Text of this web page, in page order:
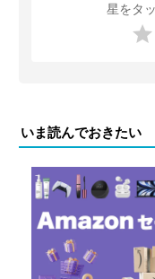
星をタ
いま読んでおきたい